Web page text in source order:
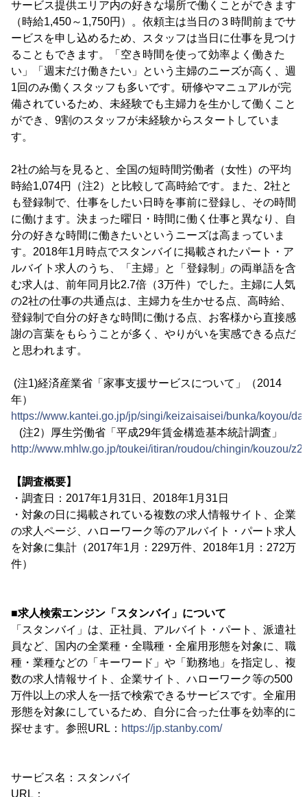
サービス提供エリア内の好きな場所で働くことができます
（時給1,450～1,750円）。依頼主は当日の３時間前までサ
ービスを申し込めるため、スタッフは当日に仕事を見つけ
ることもできます。「空き時間を使って効率よく働きた
い」「週末だけ働きたい」という主婦のニーズが高く、週
1回のみ働くスタッフも多いです。研修やマニュアルが完
備されているため、未経験でも主婦力を生かして働くこと
ができ、9割のスタッフが未経験からスタートしていま
す。
2社の給与を見ると、全国の短時間労働者（女性）の平均
時給1,074円（注2）と比較して高時給です。また、2社と
も登録制で、仕事をしたい日時を事前に登録し、その時間
に働けます。決まった曜日・時間に働く仕事と異なり、自
分の好きな時間に働きたいというニーズは高まっていま
す。2018年1月時点でスタンバイに掲載されたパート・ア
ルバイト求人のうち、「主婦」と「登録制」の両単語を含
む求人は、前年同月比2.7倍（3万件）でした。主婦に人気
の2社の仕事の共通点は、主婦力を生かせる点、高時給、
登録制で自分の好きな時間に働ける点、お客様から直接感
謝の言葉をもらうことが多く、やりがいを実感できる点だ
と思われます。
(注1)経済産業省「家事支援サービスについて」（2014
年）
https://www.kantei.go.jp/jp/singi/keizaisaisei/bunka/koyou/
(注2）厚生労働省「平成29年賃金構造基本統計調査」
http://www.mhlw.go.jp/toukei/itiran/roudou/chingin/kouzou/
【調査概要】
・調査日：2017年1月31日、2018年1月31日
・対象の日に掲載されている複数の求人情報サイト、企業
の求人ページ、ハローワーク等のアルバイト・パート求人
を対象に集計（2017年1月：229万件、2018年1月：272万
件）
■求人検索エンジン「スタンバイ」について
「スタンバイ」は、正社員、アルバイト・パート、派遣社
員など、国内の全業種・全職種・全雇用形態を対象に、職
種・業種などの「キーワード」や「勤務地」を指定し、複
数の求人情報サイト、企業サイト、ハローワーク等の500
万件以上の求人を一括で検索できるサービスです。全雇用
形態を対象にしているため、自分に合った仕事を効率的に
探せます。参照URL： https://jp.stanby.com/
サービス名：スタンバイ
URL：